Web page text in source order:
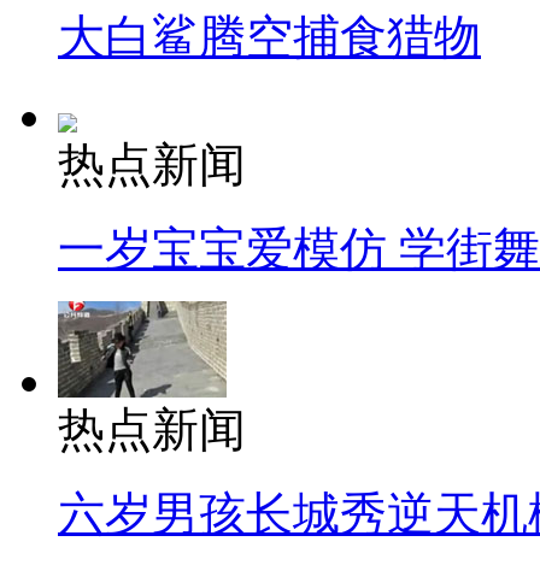
大白鲨腾空捕食猎物
热点新闻
一岁宝宝爱模仿 学街
热点新闻
六岁男孩长城秀逆天机